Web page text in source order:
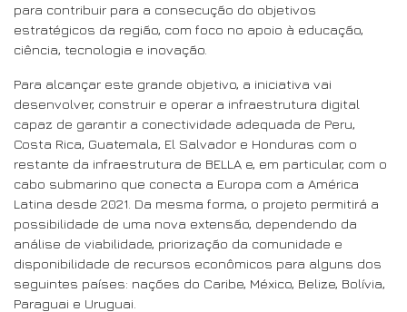
para contribuir para a consecução do objetivos
estratégicos da região, com foco no apoio à educação,
ciência, tecnologia e inovação.
Para alcançar este grande objetivo, a iniciativa vai
desenvolver, construir e operar a infraestrutura digital
capaz de garantir a conectividade adequada de Peru,
Costa Rica, Guatemala, El Salvador e Honduras com o
restante da infraestrutura de BELLA e, em particular, com o
cabo submarino que conecta a Europa com a América
Latina desde 2021. Da mesma forma, o projeto permitirá a
possibilidade de uma nova extensão, dependendo da
análise de viabilidade, priorização da comunidade e
disponibilidade de recursos econômicos para alguns dos
seguintes países: nações do Caribe, México, Belize, Bolívia,
Paraguai e Uruguai.